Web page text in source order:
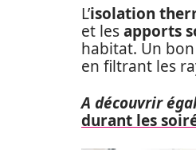
L’isolation
et lesapports
habitat. Un
en filtrant les
A découvrir
durant les